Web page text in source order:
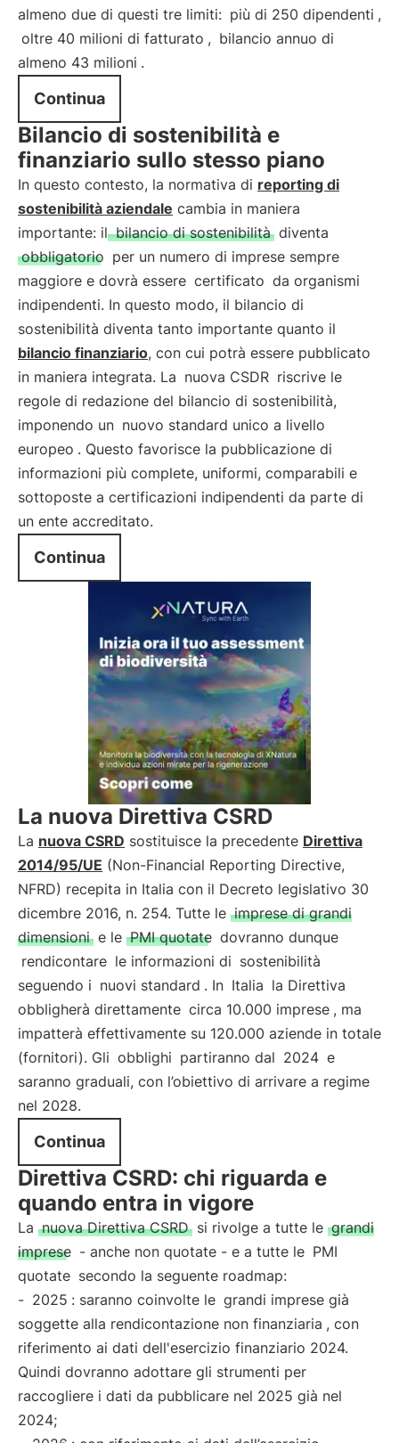
almeno due di questi tre limiti: più di 250 dipendenti ,
oltre 40 milioni di fatturato , bilancio annuo di
almeno 43 milioni .
Continua
Bilancio di sostenibilità e
finanziario sullo stesso piano
In questo contesto, la normativa di reporting di
sostenibilità aziendale cambia in maniera
importante: il bilancio di sostenibilità diventa
obbligatorio per un numero di imprese sempre
maggiore e dovrà essere certificato da organismi
indipendenti. In questo modo, il bilancio di
sostenibilità diventa tanto importante quanto il
bilancio finanziario, con cui potrà essere pubblicato
in maniera integrata. La nuova CSDR riscrive le
regole di redazione del bilancio di sostenibilità,
imponendo un nuovo standard unico a livello
europeo . Questo favorisce la pubblicazione di
informazioni più complete, uniformi, comparabili e
sottoposte a certificazioni indipendenti da parte di
un ente accreditato.
Continua
La nuova Direttiva CSRD
La nuova CSRD sostituisce la precedente Direttiva
2014/95/UE (Non-Financial Reporting Directive,
NFRD) recepita in Italia con il Decreto legislativo 30
dicembre 2016, n. 254. Tutte le imprese di grandi
dimensioni e le PMI quotate dovranno dunque
rendicontare le informazioni di sostenibilità
seguendo i nuovi standard . In Italia la Direttiva
obbligherà direttamente circa 10.000 imprese , ma
impatterà effettivamente su 120.000 aziende in totale
(fornitori). Gli obblighi partiranno dal 2024 e
saranno graduali, con l’obiettivo di arrivare a regime
nel 2028.
Continua
Direttiva CSRD: chi riguarda e
quando entra in vigore
La nuova Direttiva CSRD si rivolge a tutte le grandi
imprese - anche non quotate - e a tutte le PMI
quotate secondo la seguente roadmap:
- 2025 : saranno coinvolte le grandi imprese già
soggette alla rendicontazione non finanziaria , con
riferimento ai dati dell'esercizio finanziario 2024.
Quindi dovranno adottare gli strumenti per
raccogliere i dati da pubblicare nel 2025 già nel
2024;